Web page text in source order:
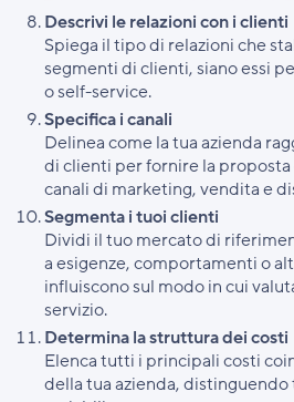
Descrivi le relazioni con i clienti
Spiega il tipo di relazioni che
segmenti di clienti, siano essi
o self-service.
Specifica i canali
Delinea come la tua azienda
di clienti per fornire la
canali di marketing, vendita e
Segmenta i tuoi clienti
Dividi il tuo mercato di
a esigenze, comportamenti o
influiscono sul modo in cui
servizio.
Determina la struttura dei costi
Elenca tutti i principali costi
della tua azienda, distinguendo